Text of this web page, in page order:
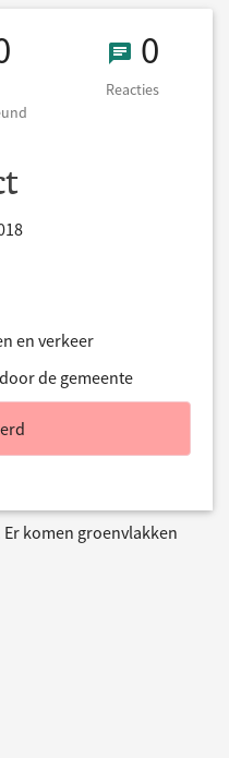
Keer 0 0
Reacties
en verkeer
de gemeente
komen groenvlakken